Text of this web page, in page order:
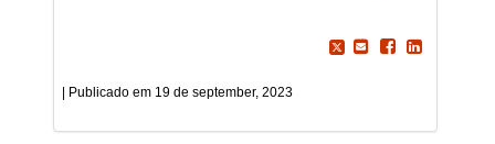
19 de september, 2023